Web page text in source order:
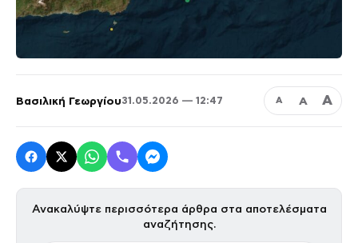
Βασιλική Γεωργίου31.05.2026 — 12:47 Α Α Α
Ανακαλύψτε περισσότερα άρθρα στα αποτελέσματα
αναζήτησης.